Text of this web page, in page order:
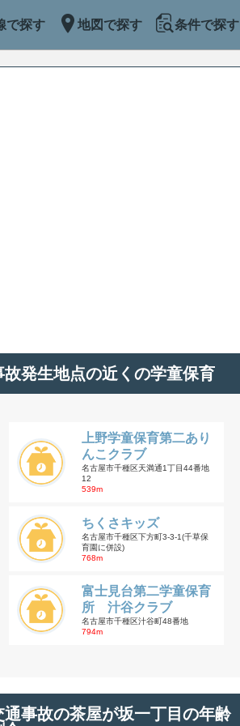
で探す 地図で探す 条件で探す
故発生地点の近くの学童保育
上野学童保育第二あり
んこクラブ
名古屋市千種区天満通1丁目44番地
12
539m
ちくさキッズ
名古屋市千種区下方町3-3-1(千草保
育園に併設)
768m
富士見台第二学童保育
所 汁谷クラブ
名古屋市千種区汁谷町48番地
794m
通事故の茶屋が坂一丁目の年齢